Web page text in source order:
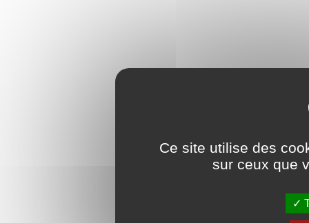
Ce site utilise des
sur ceux que